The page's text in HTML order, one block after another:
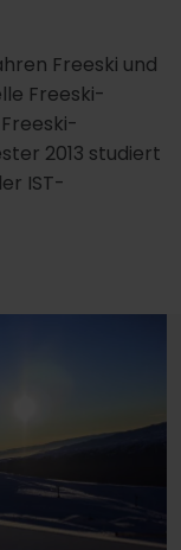
Freeski und
Freeski-
2013 studiert
IST-